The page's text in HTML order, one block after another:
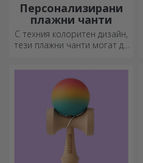
Персонализирани
плажни чанти
С техния колоритен дизайн,
тези плажни чанти могат да
любим човек или, защо не,
нов аксесоар във вашата
колекция от чанти.